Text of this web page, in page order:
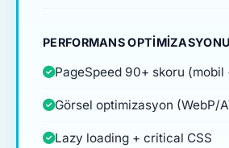
PERFORMANS
PageSpeed 90+ skoru (mobil
Görsel optimizasyon (WebP/
Lazy loading + critical CSS